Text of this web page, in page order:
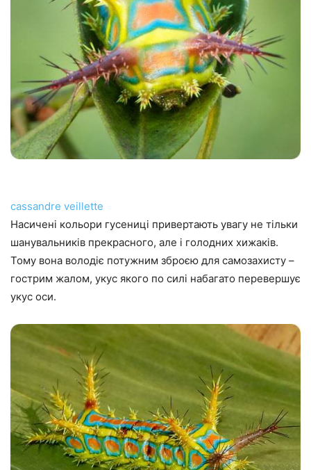
cassandre veillette
Насичені кольори гусениці привертають увагу не тільки
шанувальників прекрасного, але і голодних хижаків.
Тому вона володіє потужним зброєю для самозахисту –
гострим жалом, укус якого по силі набагато перевершує
укус оси.